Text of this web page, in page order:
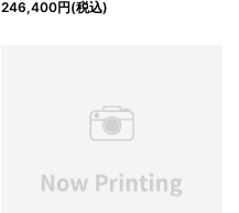
246,400円(税込)